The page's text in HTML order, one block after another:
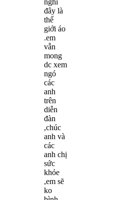
nghĩ
đây là
thế
giới áo
.em
vẫn
mong
dc xem
ngó
các
anh
trên
diễn
đàn
,chúc
anh và
các
anh chị
sức
khỏe
,em sẽ
ko